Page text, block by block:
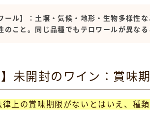
ール】：土壌・気候・地形・生物多様性
のこと。同じ品種でもテロワールが異な
】未開封のワイン：賞味
上の賞味期限がないとはいえ、種